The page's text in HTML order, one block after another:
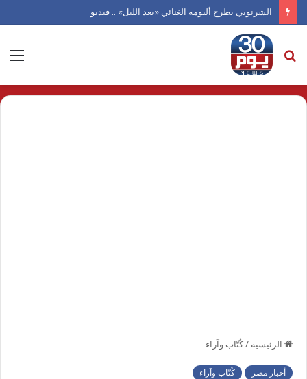
الشرنوبي يطرح ألبومه الغنائي «بعد الليل» .. فيديو
بحث
عن
الرئيسية /كُتّاب وآراء
أخبار مصر كُتّاب وآراء